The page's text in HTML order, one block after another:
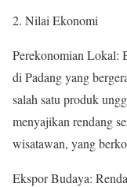
2. Nilai Ekonomi
Perekonomian Lokal:
di Padang yang
salah satu produk
menyajikan rendang
wisatawan, yang
Ekspor Budaya: